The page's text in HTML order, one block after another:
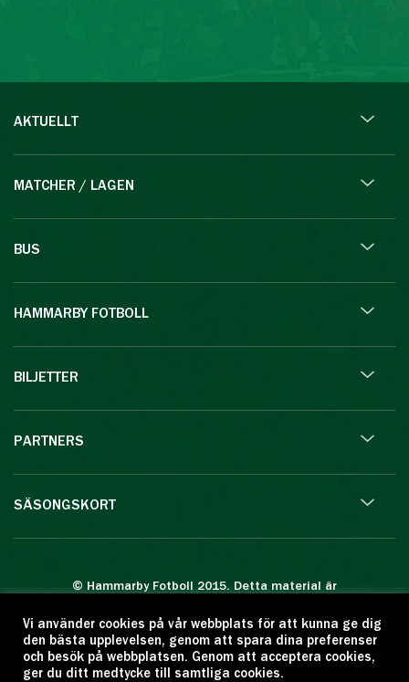
AKTUELLT
MATCHER / LAGEN
BUS
HAMMARBY FOTBOLL
BILJETTER
PARTNERS
SÄSONGSKORT
© Hammarby Fotboll 2015. Detta material är
Eftertryck eller annan kopiering är förbjuden.
Citera oss gärna men ange källan:
www.hammarbyfotboll.se. Ansvarig utgivare:
Vi använder cookies på vår webbplats för att kunna ge dig
den bästa upplevelsen, genom att spara dina preferenser
och besök på webbplatsen. Genom att acceptera cookies,
ger du ditt medtycke till samtliga cookies.